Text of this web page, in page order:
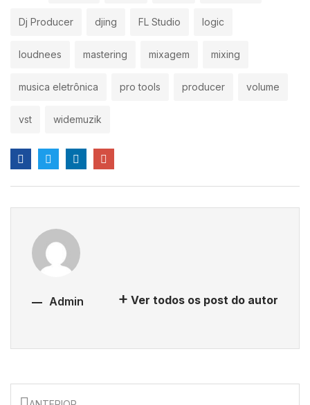
Dj Producer djing FL Studio logic
loudnees mastering mixagem mixing
musica eletrônica pro tools producer volume
vst widemuzik
Admin Ver todos os post do autor